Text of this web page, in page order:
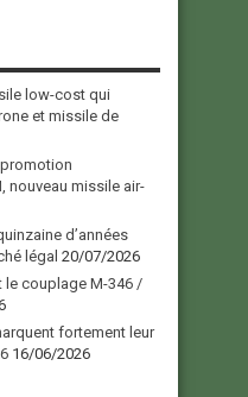
low-cost qui
et missile de
nouveau missile air-
d’années
légal 20/07/2026
le couplage M-346 /
fortement leur
16/06/2026